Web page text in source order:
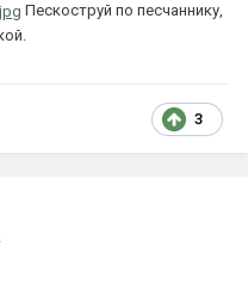
Пескоструй по песчаннику,
3